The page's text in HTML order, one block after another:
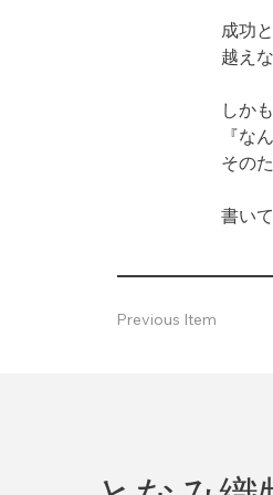
成功
越え
しか
『な
その
書い
Previous Item